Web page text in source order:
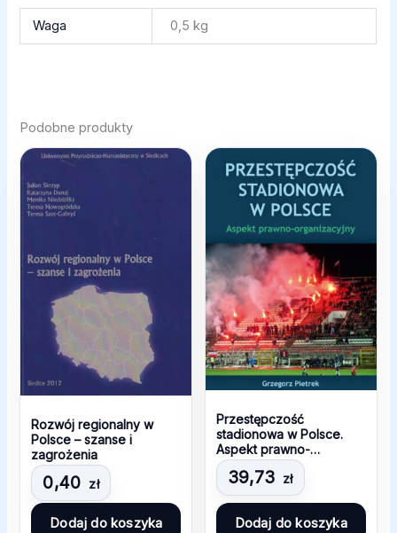
Waga 0,5 kg
Podobne produkty
Rozwój regionalny w
Polsce – szanse i
zagrożenia
0,40 zł
Dodaj do koszyka
Przestępczość
stadionowa w Polsce.
Aspekt prawno-
organizacyjny
39,73 zł
Dodaj do koszyka